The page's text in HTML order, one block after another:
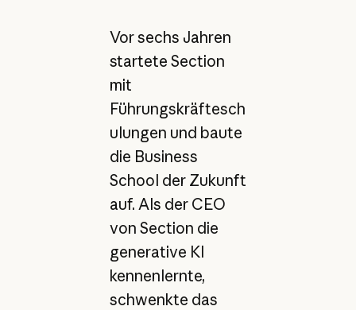
Vor sechs Jahren
startete Section
mit
Führungskräftesch
ulungen und baute
die Business
School der Zukunft
auf. Als der CEO
von Section die
generative KI
kennenlernte,
schwenkte das